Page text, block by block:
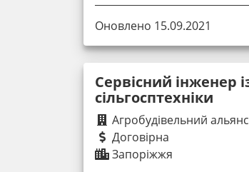
Оновлено 15.09.2021
Сервісний інженер
сільгосптехніки
Агробудівельний
Договірна
Запоріжжя